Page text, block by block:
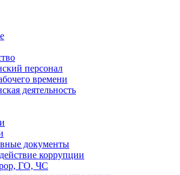
персонал
времени
деятельность
документы
коррупции
ГО, ЧС